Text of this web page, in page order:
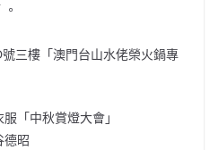
三樓「澳門台山水佬榮火鍋專
「中秋賞燈大會」
德昭